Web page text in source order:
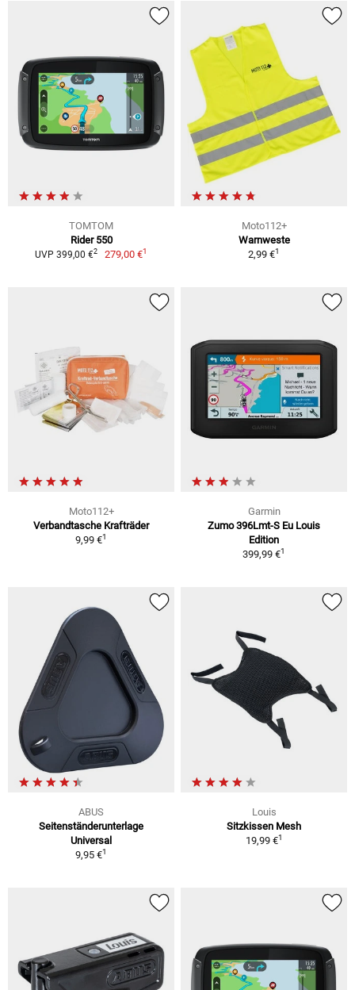
TOMTOM
Rider 550
UVP 399,00 €2 279,00 €1
Moto112+
Warnweste
2,99 €1
Moto112+
Verbandtasche Krafträder
9,99 €1
Garmin
Zumo 396Lmt-S Eu Louis
Edition
399,99 €1
ABUS
Seitenständerunterlage
Universal
9,95 €1
Louis
Sitzkissen Mesh
19,99 €1